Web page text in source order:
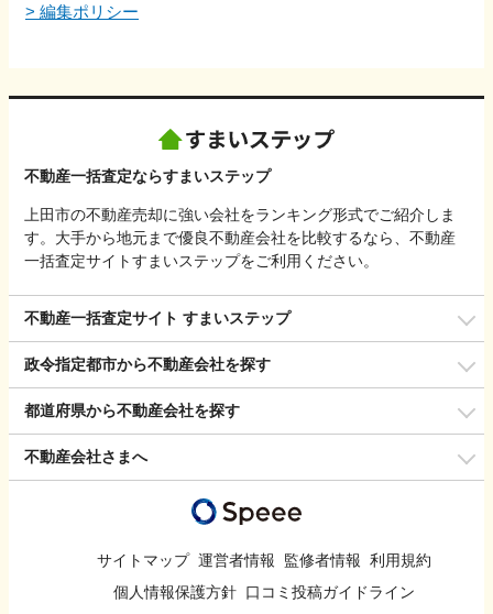
> 編集ポリシー
不動産一括査定ならすまいステップ
上田市の不動産売却に強い会社をランキング形式でご紹介しま
す。大手から地元まで優良不動産会社を比較するなら、不動産
一括査定サイトすまいステップをご利用ください。
不動産一括査定サイト すまいステップ
政令指定都市から不動産会社を探す
都道府県から不動産会社を探す
不動産会社さまへ
サイトマップ 運営者情報 監修者情報 利用規約
個人情報保護方針 口コミ投稿ガイドライン